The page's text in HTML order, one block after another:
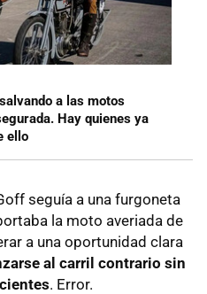
a las motos
Hay quienes ya
ello
seguía a una furgoneta
la moto averiada de
a una oportunidad clara
al carril contrario sin
. Error.